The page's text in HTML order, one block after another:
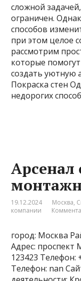
сложной
ограничен.
способов
при этом целое
рассмотрим
которые
создать уютную
Покраска стен
недорогих
Арсенал
19.12.2024 Москва,
компании
город: Москва
Адрес: проспект
123423 Телефон:
Телефон: nan